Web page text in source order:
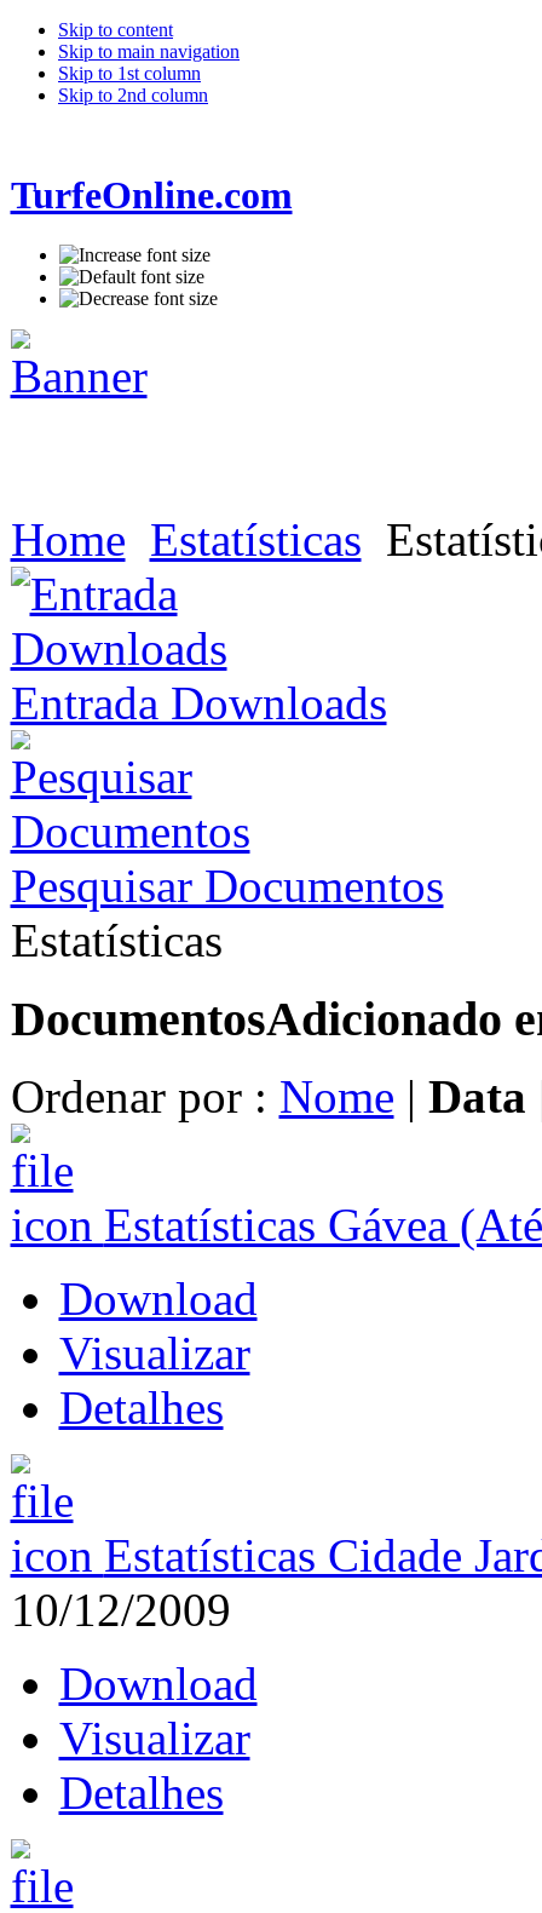
Skip to content
Skip to main navigation
Skip to 1st column
Skip to 2nd column
TurfeOnline.com
Home Estatísticas
Entrada Downloads
Pesquisar Documentos
Estatísticas
DocumentosAdicionado
Ordenar por : Nome | Data
Estatísticas Gávea
Download
Visualizar
Detalhes
Estatísticas Cidade
10/12/2009
Download
Visualizar
Detalhes